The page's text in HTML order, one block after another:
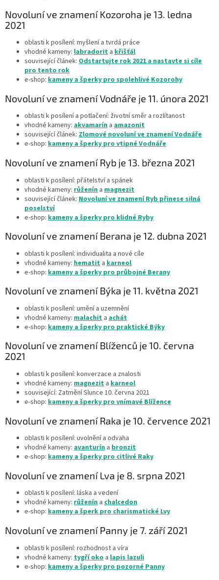
Novoluní ve znamení Kozoroha je 13. ledna
2021
oblasti k posílení: myšlení a tvrdá práce
vhodné kameny: labradorit a křišťál
související článek: Odstartujte rok 2021 a nastavte si cíle
pro tento rok
e-shop: kameny a šperky pro spolehlivé Kozorohy
Novoluní ve znamení Vodnáře je 11. února 2021
oblasti k posílení a potlačení: životní směr a rozlítanost
vhodné kameny: akvamarín a amazonit
související článek: Zlomové novoluní ve znamení Vodnáře
e-shop: kameny a šperky pro vtipné Vodnáře
Novoluní ve znamení Ryb je 13. března 2021
oblasti k posílení: přátelství a spánek
vhodné kameny: růženín a magnezit
související článek: Novoluní ve znamení Ryb přinese silná
poselství
e-shop: kameny a šperky pro klidné Ryby
Novoluní ve znamení Berana je 12. dubna 2021
oblasti k posílení: individualita a nové cíle
vhodné kameny: hematit a karneol
e-shop: kameny a šperky pro průbojné Berany
Novoluní ve znameníBýka je 11. května 2021
oblasti k posílení: umění a uzemnění
vhodné kameny: malachit a achát
e-shop: kameny a šperky pro praktické Býky
Novoluní ve znamení Blíženců je 10. června
2021
oblasti k posílení: konverzace a znalosti
vhodné kameny: magnezit a karneol
související: Zatmění Slunce 10. června 2021
e-shop: kameny a šperky pro vnímavé Blížence
Novoluní ve znamení Raka je 10. července 2021
oblasti k posílení: uvolnění a odvaha
vhodné kameny: avanturín a bronzit
e-shop: kameny a šperky pro citlivé Raky
Novoluní ve znamení Lva je 8. srpna 2021
oblasti k posílení: láska a vedení
vhodné kameny: růženín a chalcedon
e-shop: kameny a šperk pro charismatické Lvy
Novoluní ve znamení Panny je 7. září 2021
oblasti k posílení: rozhodnost a víra
vhodné kameny: tygří oko a lapis lazuli
e-shop: kameny a šperky pro pozorné Panny